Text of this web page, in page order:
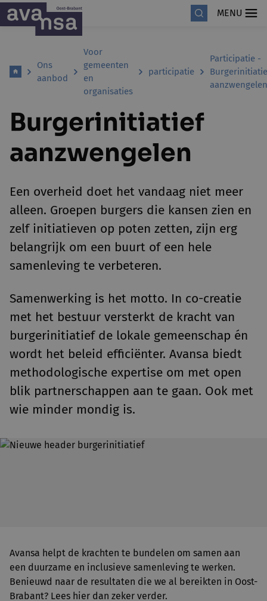
MENU
Ons
aanbod
Voor
gemeenten
en
organisaties
participatie
Participatie -
aanzwengelen
Burgerinitiatief
aanzwengelen
Een overheid doet het vandaag niet meer
alleen. Groepen burgers die kansen zien en
zelf initiatieven op poten zetten, zijn erg
belangrijk om een buurt of een hele
samenleving te verbeteren.
Samenwerking is het motto. In co-creatie
met het bestuur versterkt de kracht van
burgerinitiatief de lokale gemeenschap én
wordt het beleid efficiënter. Avansa biedt
methodologische expertise om met open
blik partnerschappen aan te gaan. Ook met
wie minder mondig is.
Avansa helpt de krachten te bundelen om samen aan
een duurzame en inclusieve samenleving te werken.
Benieuwd naar de resultaten die we al bereikten in Oost-
Brabant? Lees hier dan zeker verder.